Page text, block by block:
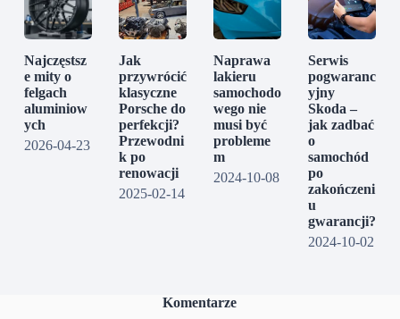
Najczęstsz
e mity o
felgach
aluminiow
ych
2026-04-23
Jak
przywrócić
klasyczne
Porsche do
perfekcji?
Przewodni
k po
renowacji
2025-02-14
Naprawa
lakieru
samochodo
wego nie
musi być
probleme
m
2024-10-08
Serwis
pogwaranc
yjny
Skoda –
jak zadbać
o
samochód
po
zakończeni
u
gwarancji?
2024-10-02
Komentarze